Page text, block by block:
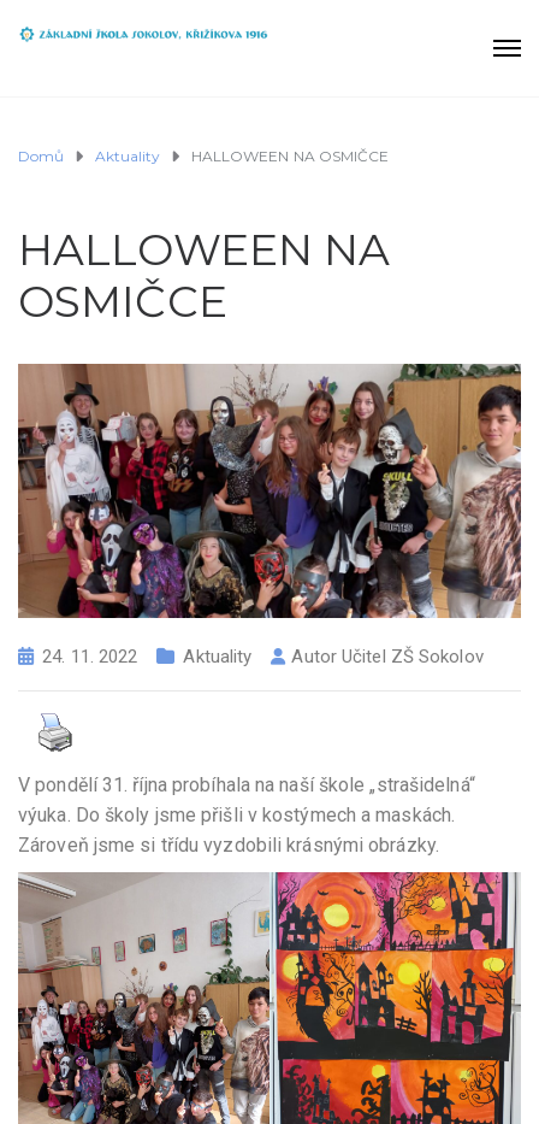
Domů Aktuality HALLOWEEN NA OSMIČCE
HALLOWEEN NA
OSMIČCE
24. 11. 2022 Aktuality AutorUčitel ZŠ Sokolov
V pondělí 31. října probíhala na naší škole „strašidelná“
výuka. Do školy jsme přišli v kostýmech a maskách.
Zároveň jsme si třídu vyzdobili krásnými obrázky.